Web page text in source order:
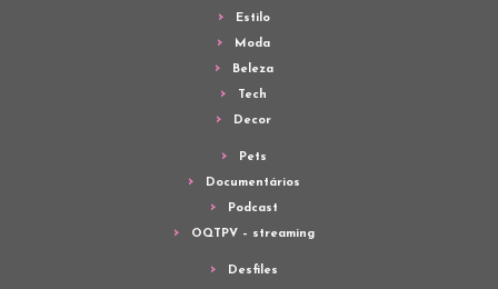
Estilo
Moda
Beleza
Tech
Decor
Pets
Documentários
Podcast
OQTPV – streaming
Desfiles